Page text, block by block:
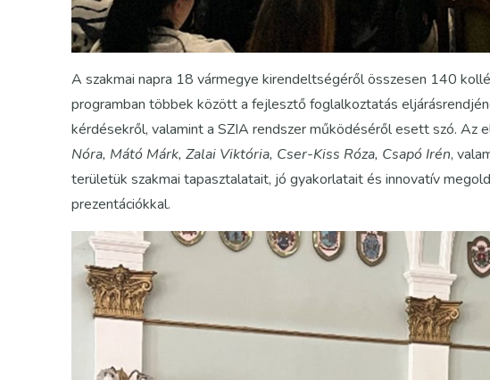
A szakmai napra 18 vármegye kirendeltségéről összesen 140
programban többek között a fejlesztő foglalkoztatás
kérdésekről, valamint a SZIA rendszer működéséről esett szó. Az
Nóra, Mátó Márk, Zalai Viktória, Cser-Kiss Róza, Csapó Irén,
területük szakmai tapasztalatait, jó gyakorlatait és innovatív
prezentációkkal.